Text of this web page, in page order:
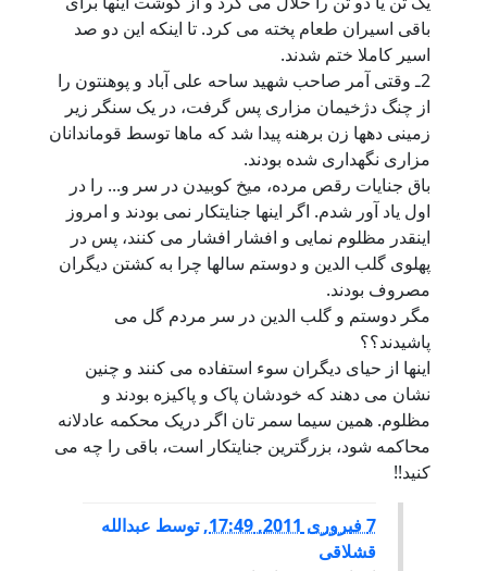
باقی اسيران طعام پخته می کرد. تا اينکه اين دو صد
اسير کاملا ختم شدند.
2ـ وقتی آمر صاحب شهيد ساحه علی آباد و پوهنتون را
از چنگ دژخيمان مزاری پس گرفت، در يک سنگر زير
زمينی دهها زن برهنه پيدا شد که ماها توسط قوماندانان
مزاری نگهداری شده بودند.
باق جنايات رقص مرده، ميخ کوبيدن در سر و... را در
اول ياد آور شدم. اگر اينها جنايتکار نمی بودند و امروز
اينقدر مظلوم نمايی و افشار افشار می کنند، پس در
پهلوی گلب الدين و دوستم سالها چرا به کشتن ديگران
مصروف بودند.
مگر دوستم و گلب الدين در سر مردم گل می
پاشيدند؟؟
اينها از حيای ديگران سوء استفاده می کنند و چنين
نشان می دهند که خودشان پاک و پاکيزه بودند و
مظلوم. همين سيما سمر تان اگر دريک محکمه عادلانه
محاکمه شود، بزرگترين جنايتکار است، باقی را چه می
کنيد!!
7 فبروری 2011, 17:49 ,توسط عبدالله
قشلاقی